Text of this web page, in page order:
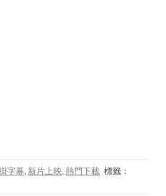
字幕 新片上映 熱門下載 標籤：